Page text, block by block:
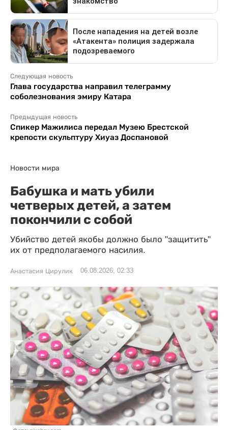
Следующая новость
Глава государства направил телеграмму
соболезнования эмиру Катара
Предыдущая новость
Спикер Мажилиса передал Музею Брестской
крепости скульптуру Хиуаз Доспановой
Новости мира
Бабушка и мать убили
четверых детей, а затем
покончили с собой
Убийство детей якобы должно было "защитить"
их от предполагаемого насилия.
Анастасия Цирулик 06.08.2026, 02:33